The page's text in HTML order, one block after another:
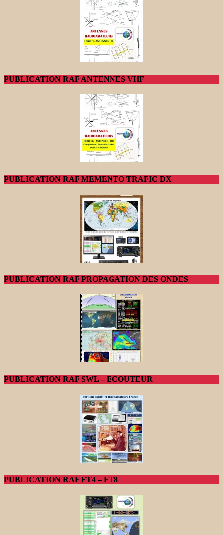
PUBLICATION RAF ANTENNES VHF
PUBLICATION RAF MEMENTO TRAFIC DX
PUBLICATION RAF PROPAGATION DES ONDES
PUBLICATION RAF SWL – ECOUTEUR
PUBLICATION RAF FT4 – FT8